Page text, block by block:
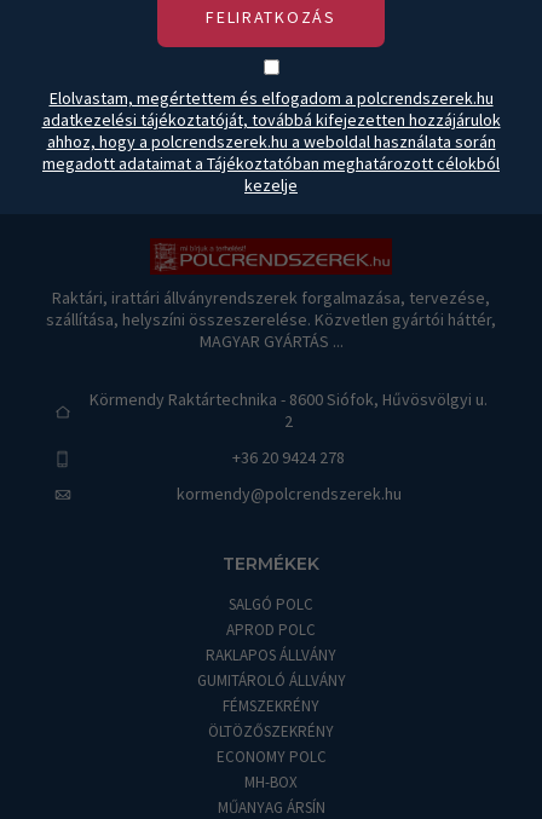
FELIRATKOZÁS
Elolvastam, megértettem és elfogadom a polcrendszerek.hu
adatkezelési tájékoztatóját, továbbá kifejezetten hozzájárulok
ahhoz, hogy a polcrendszerek.hu a weboldal használata során
megadott adataimat a Tájékoztatóban meghatározott célokból
kezelje
Raktári, irattári állványrendszerek forgalmazása, tervezése,
szállítása, helyszíni összeszerelése. Közvetlen gyártói háttér,
MAGYAR GYÁRTÁS ...
Körmendy Raktártechnika - 8600 Siófok, Hűvösvölgyi u.
2
+36 20 9424 278
kormendy@polcrendszerek.hu
TERMÉKEK
SALGÓ POLC
APROD POLC
RAKLAPOS ÁLLVÁNY
GUMITÁROLÓ ÁLLVÁNY
FÉMSZEKRÉNY
ÖLTÖZŐSZEKRÉNY
ECONOMY POLC
MH-BOX
MŰANYAG ÁRSÍN